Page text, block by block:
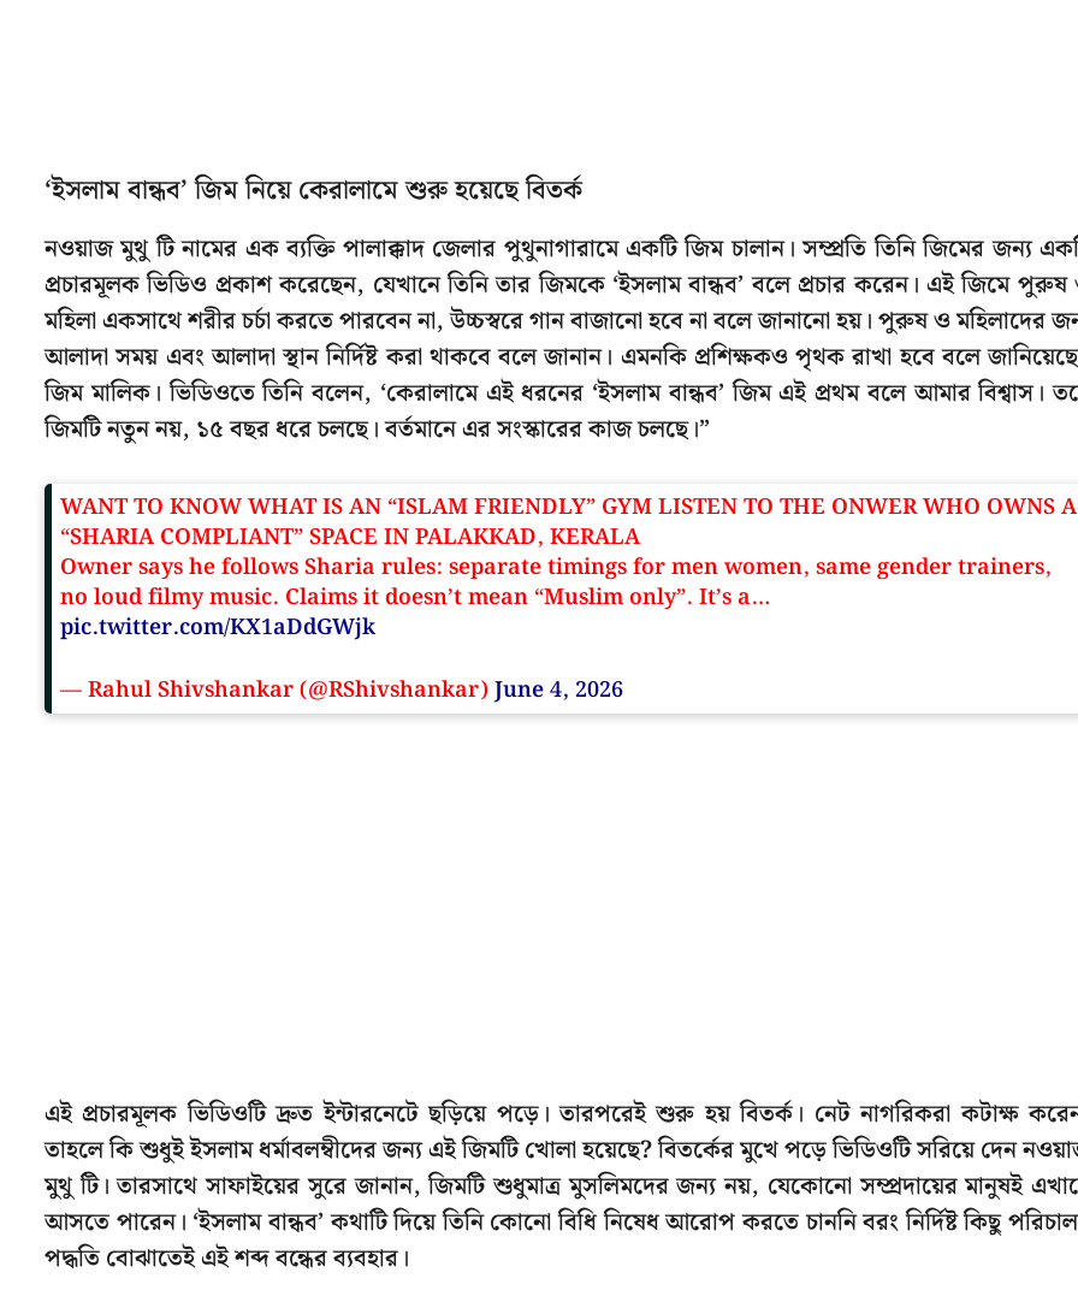
‘ইসলাম বান্ধব’ জিম নিয়ে কেরালামে শুরু হয়েছে বিতর্ক
নওয়াজ মুথু টি নামের এক ব্যক্তি পালাক্কাদ জেলার পুথুনাগারামে একটি জিম চালান। সম্প্রতি তিনি জিমের জন্য
প্রচারমূলক ভিডিও প্রকাশ করেছেন, যেখানে তিনি তার জিমকে ‘ইসলাম বান্ধব’ বলে প্রচার করেন। এই জিমে
মহিলা একসাথে শরীর চর্চা করতে পারবেন না, উচ্চস্বরে গান বাজানো হবে না বলে জানানো হয়। পুরুষ ও মহিলাদের
আলাদা সময় এবং আলাদা স্থান নির্দিষ্ট করা থাকবে বলে জানান। এমনকি প্রশিক্ষকও পৃথক রাখা হবে বলে
জিম মালিক। ভিডিওতে তিনি বলেন, ‘কেরালামে এই ধরনের ‘ইসলাম বান্ধব’ জিম এই প্রথম বলে আমার বিশ্বাস।
জিমটি নতুন নয়, ১৫ বছর ধরে চলছে। বর্তমানে এর সংস্কারের কাজ চলছে।”
WANT TO KNOW WHAT IS AN “ISLAM FRIENDLY” GYM LISTEN TO THE ONWER WHO OWNS A
“SHARIA COMPLIANT” SPACE IN PALAKKAD, KERALA
Owner says he follows Sharia rules: separate timings for men women, same gender trainers,
no loud filmy music. Claims it doesn’t mean “Muslim only”. It’s a…
pic.twitter.com/KX1aDdGWjk
— Rahul Shivshankar (@RShivshankar) June 4, 2026
এই প্রচারমূলক ভিডিওটি দ্রুত ইন্টারনেটে ছড়িয়ে পড়ে। তারপরেই শুরু হয় বিতর্ক। নেট নাগরিকরা কটাক্ষ
তাহলে কি শুধুই ইসলাম ধর্মাবলম্বীদের জন্য এই জিমটি খোলা হয়েছে? বিতর্কের মুখে পড়ে ভিডিওটি সরিয়ে দেন
মুথু টি। তারসাথে সাফাইয়ের সুরে জানান, জিমটি শুধুমাত্র মুসলিমদের জন্য নয়, যেকোনো সম্প্রদায়ের মানুষই
আসতে পারেন। ‘ইসলাম বান্ধব’ কথাটি দিয়ে তিনি কোনো বিধি নিষেধ আরোপ করতে চাননি বরং নির্দিষ্ট কিছু
পদ্ধতি বোঝাতেই এই শব্দ বন্ধের ব্যবহার।